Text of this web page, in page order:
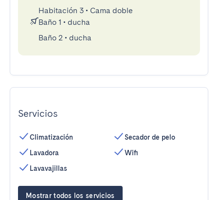
Habitación 3 • Cama doble
Baño 1 • ducha
Baño 2 • ducha
Servicios
Climatización
Lavadora
Lavavajillas
Secador de pelo
Wifi
Mostrar todos los servicios